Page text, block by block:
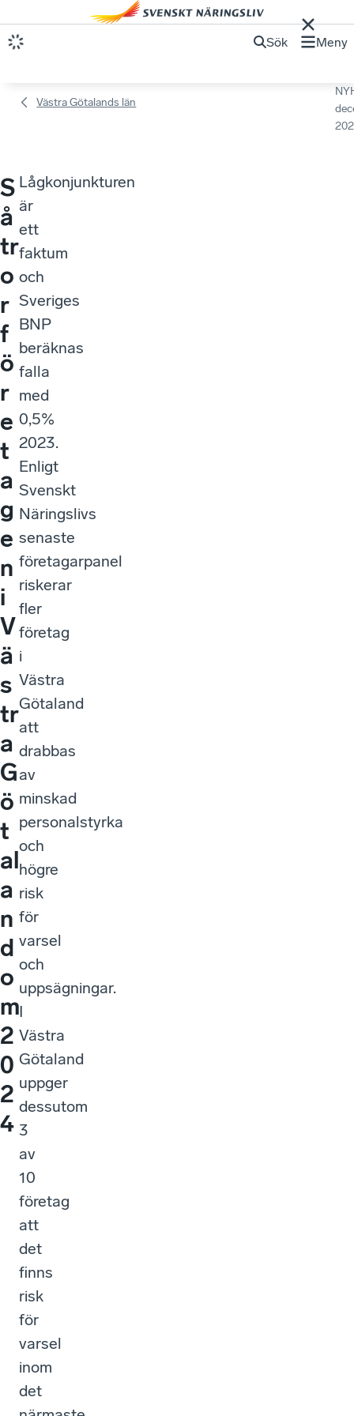
Sök Meny
Västra Götalands län
S
å
tr
o
r
f
ö
r
e
t
a
g
e
n
i
V
ä
s
tr
a
G
ö
t
al
a
n
d
o
m
2
0
2
4
Lågkonjunkturen
är
ett
faktum
och
Sveriges
BNP
beräknas
falla
med
0,5%
2023.
Enligt
Svenskt
Näringslivs
senaste
företagarpanel
riskerar
fler
företag
i
Västra
Götaland
att
drabbas
av
minskad
personalstyrka
och
högre
risk
för
varsel
och
uppsägningar.
I
Västra
Götaland
uppger
dessutom
3
av
10
företag
att
det
finns
risk
för
varsel
inom
det